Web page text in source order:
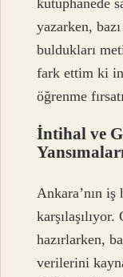
yazarken,
buldukları
fark ettim ki
öğrenme
İntihal ve
Ankara’nın iş
hazırlarken,
verilerini